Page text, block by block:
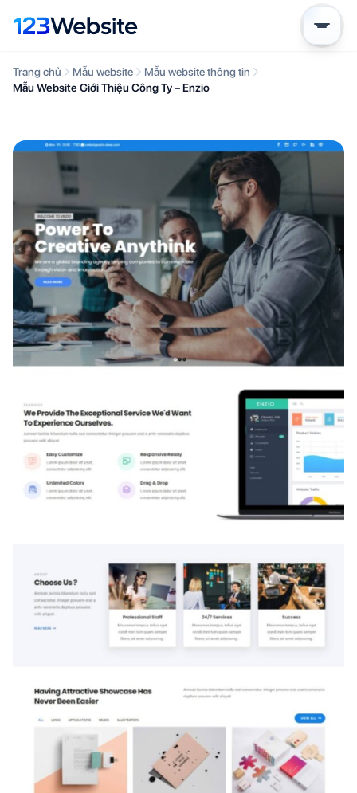
Trang chủ Mẫu website
Mẫu website thông tin
Mẫu Website Giới Thiệu Công Ty – Enzio